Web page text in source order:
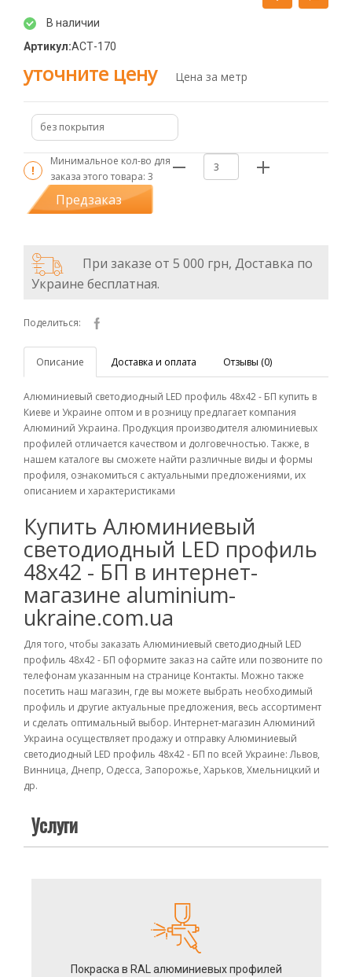
В наличии
Артикул:АСТ-170
уточните цену Цена за метр
без покрытия
Минимальное кол-во для
заказа этого товара: 3
Предзаказ
При заказе от 5 000 грн, Доставка по
Украине бесплатная.
Поделиться:
Описание Доставка и оплата Отзывы (0)
Алюминиевый светодиодный LED профиль 48х42 - БП купить в
Киеве и Украине оптом и в розницу предлагает компания
Алюминий Украина. Продукция производителя алюминиевых
профилей отличается качеством и долговечностью. Также, в
нашем каталоге вы сможете найти различные виды и формы
профиля, ознакомиться с актуальными предложениями, их
описанием и характеристиками
Купить Алюминиевый
светодиодный LED профиль
48х42 - БП в интернет-
магазине aluminium-
ukraine.com.ua
Для того, чтобы заказать Алюминиевый светодиодный LED
профиль 48х42 - БП оформите заказ на сайте или позвоните по
телефонам указанным на странице Контакты. Можно также
посетить наш магазин, где вы можете выбрать необходимый
профиль и другие актуальные предложения, весь ассортимент
и сделать оптимальный выбор. Интернет-магазин Алюминий
Украина осуществляет продажу и отправку Алюминиевый
светодиодный LED профиль 48х42 - БП по всей Украине: Львов,
Винница, Днепр, Одесса, Запорожье, Харьков, Хмельницкий и
др.
Услуги
Покраска в RAL алюминиевых профилей